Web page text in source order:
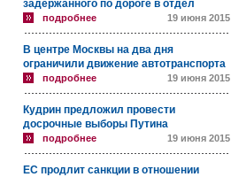
задержанного по дороге в отдел
подробнее 19 июня 2015
В центре Москвы на два дня
ограничили движение автотранспорта
подробнее 19 июня 2015
Кудрин предложил провести
досрочные выборы Путина
подробнее 19 июня 2015
ЕС продлит санкции в отношении